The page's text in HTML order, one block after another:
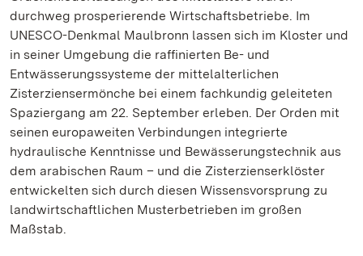
durchweg prosperierende Wirtschaftsbetriebe. Im
UNESCO-Denkmal Maulbronn lassen sich im Kloster und
in seiner Umgebung die raffinierten Be- und
Entwässerungssysteme der mittelalterlichen
Zisterziensermönche bei einem fachkundig geleiteten
Spaziergang am 22. September erleben. Der Orden mit
seinen europaweiten Verbindungen integrierte
hydraulische Kenntnisse und Bewässerungstechnik aus
dem arabischen Raum – und die Zisterzienserklöster
entwickelten sich durch diesen Wissensvorsprung zu
landwirtschaftlichen Musterbetrieben im großen
Maßstab.